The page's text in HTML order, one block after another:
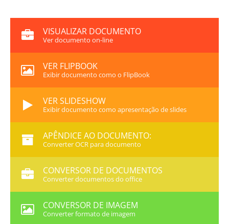
VISUALIZAR DOCUMENTO
Ver documento on-line
VER FLIPBOOK
Exibir documento como o FlipBook
VER SLIDESHOW
Exibir documento como apresentação de slides
APÊNDICE AO DOCUMENTO:
Converter OCR para documento
CONVERSOR DE DOCUMENTOS
Converter documentos do office
CONVERSOR DE IMAGEM
Converter formato de imagem